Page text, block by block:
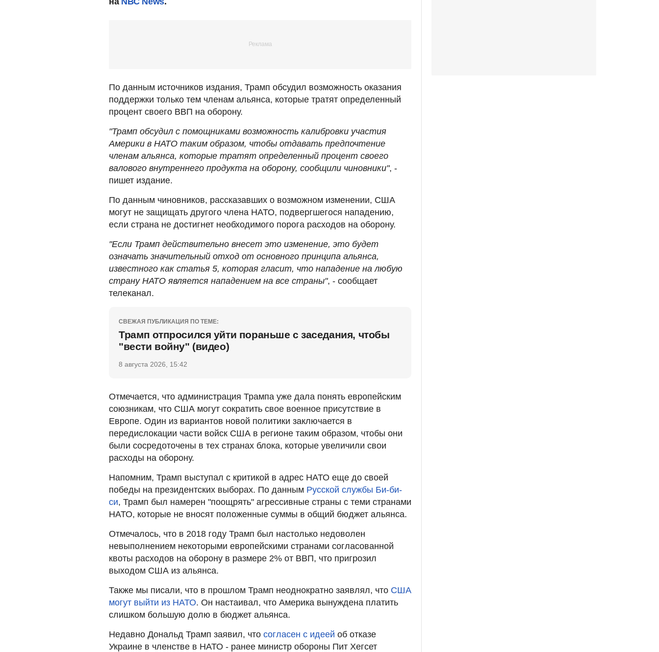
По данным источников издания, Трамп обсудил возможность оказания
поддержки только тем членам альянса, которые тратят определенный
процент своего ВВП на оборону.
"Трамп обсудил с помощниками возможность калибровки участия
Америки в НАТО таким образом, чтобы отдавать предпочтение
членам альянса, которые тратят определенный процент своего
валового внутреннего продукта на оборону, сообщили чиновники", -
пишет издание.
По данным чиновников, рассказавших о возможном изменении, США
могут не защищать другого члена НАТО, подвергшегося нападению,
если страна не достигнет необходимого порога расходов на оборону.
"Если Трамп действительно внесет это изменение, это будет
означать значительный отход от основного принципа альянса,
известного как статья 5, которая гласит, что нападение на любую
страну НАТО является нападением на все страны", - сообщает
телеканал.
СВЕЖАЯ ПУБЛИКАЦИЯ ПО ТЕМЕ:
Трамп отпросился уйти пораньше с заседания, чтобы
"вести войну" (видео)
8 августа 2026, 15:42
Отмечается, что администрация Трампа уже дала понять европейским
союзникам, что США могут сократить свое военное присутствие в
Европе. Один из вариантов новой политики заключается в
передислокации части войск США в регионе таким образом, чтобы они
были сосредоточены в тех странах блока, которые увеличили свои
расходы на оборону.
Напомним, Трамп выступал с критикой в адрес НАТО еще до своей
победы на президентских выборах. По данным Русской службы Би-би-
си, Трамп был намерен "поощрять" агрессивные страны с теми странами
НАТО, которые не вносят положенные суммы в общий бюджет альянса.
Отмечалось, что в 2018 году Трамп был настолько недоволен
невыполнением некоторыми европейскими странами согласованной
квоты расходов на оборону в размере 2% от ВВП, что пригрозил
выходом США из альянса.
Также мы писали, что в прошлом Трамп неоднократно заявлял, что США
могут выйти из НАТО. Он настаивал, что Америка вынуждена платить
слишком большую долю в бюджет альянса.
Недавно Дональд Трамп заявил, что согласен с идеей об отказе
Украине в членстве в НАТО - ранее министр обороны Пит Хегсет